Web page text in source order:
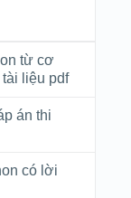
từ cơ
liệu pdf
án thi
có lời